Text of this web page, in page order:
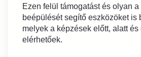
Ezen felül támogatást és olyan
beépülését segítő eszközöket is
melyek a képzések előtt, alatt és
elérhetőek.